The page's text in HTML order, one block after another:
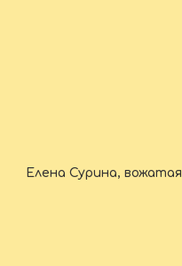
Елена Сурина, вожатая